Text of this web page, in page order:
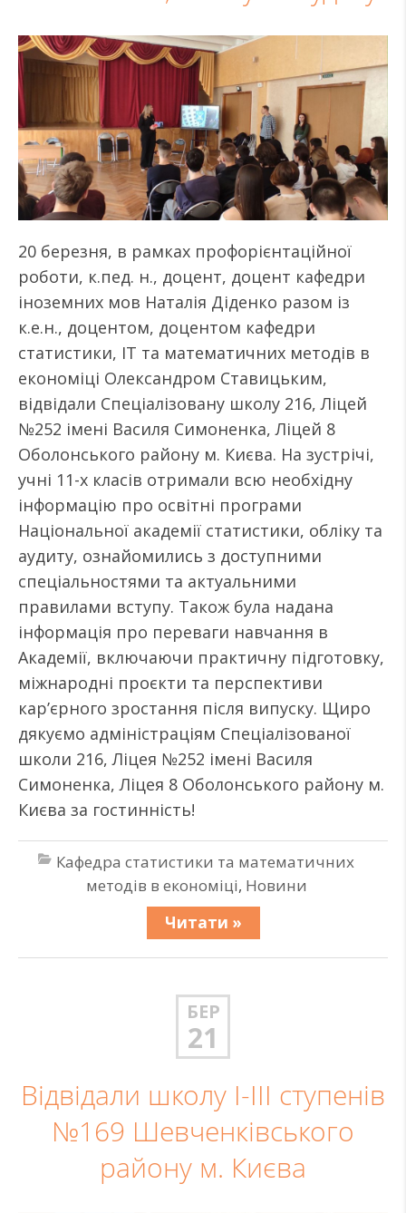
20 березня, в рамках профорієнтаційної
роботи, к.пед. н., доцент, доцент кафедри
іноземних мов Наталія Діденко разом із
к.е.н., доцентом, доцентом кафедри
статистики, IT та математичних методів в
економіці Олександром Ставицьким,
відвідали Спеціалізовану школу 216, Ліцей
№252 імені Василя Симоненка, Ліцей 8
Оболонського району м. Києва. На зустрічі,
учні 11-х класів отримали всю необхідну
інформацію про освітні програми
Національної академії статистики, обліку та
аудиту, ознайомились з доступними
спеціальностями та актуальними
правилами вступу. Також була надана
інформація про переваги навчання в
Академії, включаючи практичну підготовку,
міжнародні проєкти та перспективи
кар’єрного зростання після випуску. Щиро
дякуємо адміністраціям Спеціалізованої
школи 216, Ліцея №252 імені Василя
Симоненка, Ліцея 8 Оболонського району м.
Києва за гостинність!
Кафедра статистики та математичних
методів в економіці, Новини
Читати »
БЕР
21
Відвідали школу І-ІІІ ступенів
№169 Шевченківського
району м. Києва